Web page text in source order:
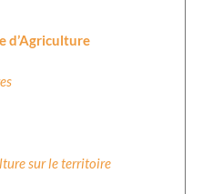
d’Agriculture
sur le territoire